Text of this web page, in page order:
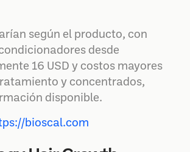
según el producto, con
desde
16 USD y costos mayores
y concentrados,
disponible.
bioscal.com